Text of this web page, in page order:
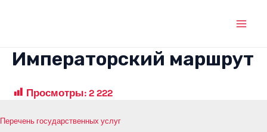
Императорский маршрут
Просмотры: 2 222
Перечень государственных услуг